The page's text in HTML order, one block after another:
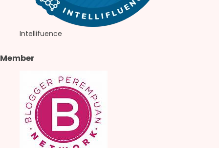
Intellifuence
Member